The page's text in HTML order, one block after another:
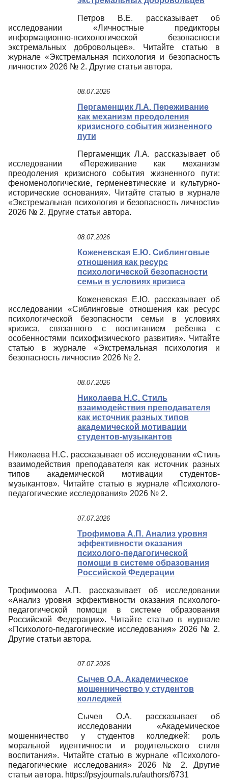
Петров В.Е. рассказывает об
исследовании «Личностные предикторы
информационно-психологической безопасности
экстремальных добровольцев». Читайте статью в
журнале «Экстремальная психология и безопасность
личности» 2026 № 2. Другие статьи автора.
08.07.2026
Пергаменщик Л.А. Переживание
как механизм преодоления
кризисного события жизненного
пути
Пергаменщик Л.А. рассказывает об
исследовании «Переживание как механизм
преодоления кризисного события жизненного пути:
феноменологические, герменевтические и культурно-
исторические основания». Читайте статью в журнале
«Экстремальная психология и безопасность личности»
2026 № 2. Другие статьи автора.
08.07.2026
Коженевская Е.Ю. Сиблинговые
отношения как ресурс
психологической безопасности
семьи в условиях кризиса
Коженевская Е.Ю. рассказывает об
исследовании «Сиблинговые отношения как ресурс
психологической безопасности семьи в условиях
кризиса, связанного с воспитанием ребенка с
особенностями психофизического развития». Читайте
статью в журнале «Экстремальная психология и
безопасность личности» 2026 № 2.
08.07.2026
Николаева Н.С. Стиль
взаимодействия преподавателя
как источник разных типов
академической мотивации
студентов-музыкантов
Николаева Н.С. рассказывает об исследовании «Стиль
взаимодействия преподавателя как источник разных
типов академической мотивации студентов-
музыкантов». Читайте статью в журнале «Психолого-
педагогические исследования» 2026 № 2.
07.07.2026
Трофимова А.П. Анализ уровня
эффективности оказания
психолого-педагогической
помощи в системе образования
Российской Федерации
Трофимоова А.П. рассказывает об исследовании
«Анализ уровня эффективности оказания психолого-
педагогической помощи в системе образования
Российской Федерации». Читайте статью в журнале
«Психолого-педагогические исследования» 2026 № 2.
Другие статьи автора.
07.07.2026
Сычев О.А. Академическое
мошенничество у студентов
колледжей
Сычев О.А. рассказывает об
исследовании «Академическое
мошенничество у студентов колледжей: роль
моральной идентичности и родительского стиля
воспитания». Читайте статью в журнале «Психолого-
педагогические исследования» 2026 № 2. Другие
статьи автора. https://psyjournals.ru/authors/6731